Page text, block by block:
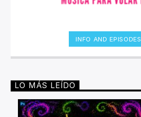
INFO AND EPISODES
LO MÁS LEÍDO